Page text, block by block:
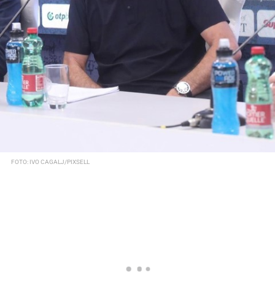
FOTO: IVO CAGALJ/PIXSELL